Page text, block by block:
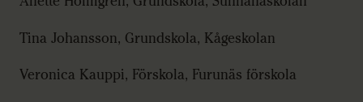
Tina Johansson, Grundskola, Kågeskolan
Veronica Kauppi, Förskola, Furunäs förskola